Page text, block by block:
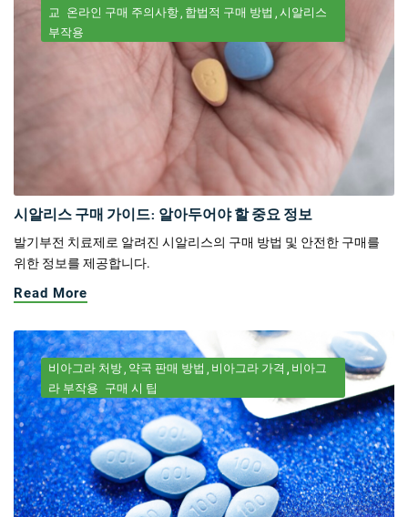
교 온라인 구매 주의사항 합법적 구매 방법 시알리스
부작용
시알리스 구매 가이드: 알아두어야 할 중요 정보
발기부전 치료제로 알려진 시알리스의 구매 방법 및 안전한 구매를
위한 정보를 제공합니다.
Read More
비아그라 처방 약국 판매 방법 비아그라 가격
비아그
라 부작용 구매 시 팁